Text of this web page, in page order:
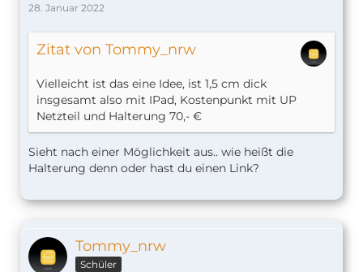
28. Januar 2022
Zitat von Tommy_nrw
Vielleicht ist das eine Idee, ist 1,5 cm dick
insgesamt also mit IPad, Kostenpunkt mit UP
Netzteil und Halterung 70,- €
Sieht nach einer Möglichkeit aus.. wie heißt die
Halterung denn oder hast du einen Link?
Tommy_nrw
Schüler